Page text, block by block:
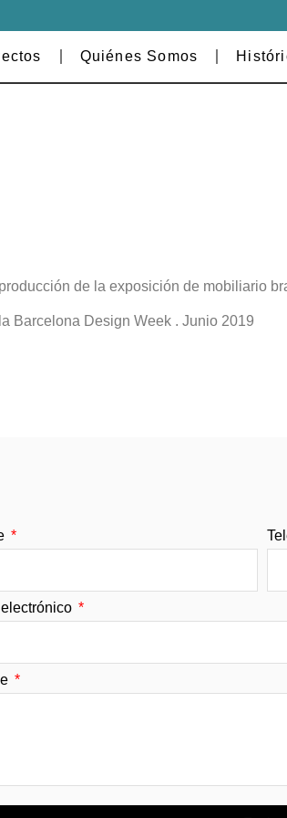
Quiénes Somos
de la exposición de mobiliario
Barcelona Design Week . Junio 2019